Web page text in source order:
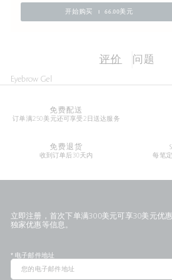
开始购买 66.00美元
评价 问题
Eyebrow Gel
免费配送
订单满250美元还可享受2日送达服务
免费退货
收到订单后30天内 每笔
立即注册，首次下单满300美元可享30美元优
独家优惠等信息。
* 电子邮件地址